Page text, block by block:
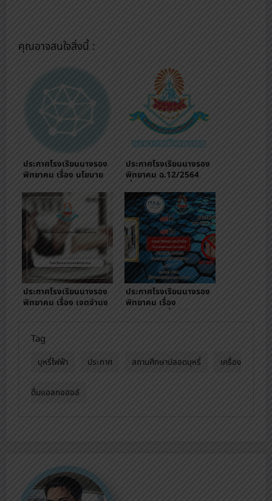
คุณอาจสนใจสิ่งนี้ :
ประกาศโรงเรียนนางรอง
พิทยาคม เรื่อง นโยบาย
ประกาศโรงเรียนนางรอง
พิทยาคม ฉ.12/2564
เรียนการสอนฯ
ประกาศโรงเรียนนางรอง
พิทยาคม เรื่อง เจตจำนง
พิทยาคม
ประกาศโรงเรียนนางรอง
พิทยาคม เรื่อง
Tag
บุหรี่ไฟฟ้า ประกาศ สถานศึกษาปลอดบุหรี่ เครื่อง
ดื่มแอลกอฮอล์